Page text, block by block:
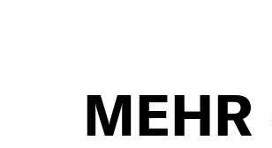
MEHR